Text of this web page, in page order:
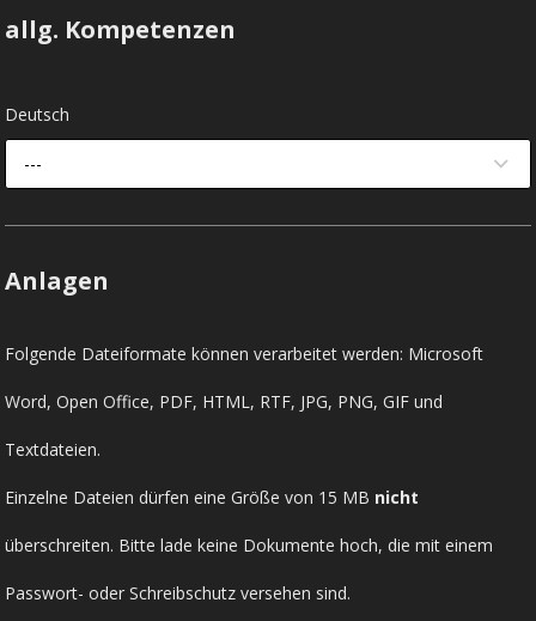
allg. Kompetenzen
Deutsch
---
Anlagen
Folgende Dateiformate können verarbeitet werden: Microsoft
Word, Open Office, PDF, HTML, RTF, JPG, PNG, GIF und
Textdateien.
Einzelne Dateien dürfen eine Größe von 15 MB nicht
überschreiten. Bitte lade keine Dokumente hoch, die mit einem
Passwort- oder Schreibschutz versehen sind.